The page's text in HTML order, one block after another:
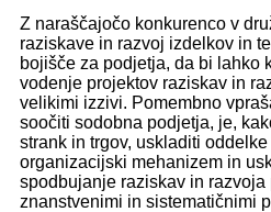
Z naraščajočo konkurenco v
raziskave in razvoj izdelkov in
bojišče za podjetja, da bi lahko
vodenje projektov raziskav in
velikimi izzivi. Pomembno
soočiti sodobna podjetja, je,
strank in trgov, uskladiti
organizacijski mehanizem in
spodbujanje raziskav in razvoja
znanstvenimi in sistematičnimi